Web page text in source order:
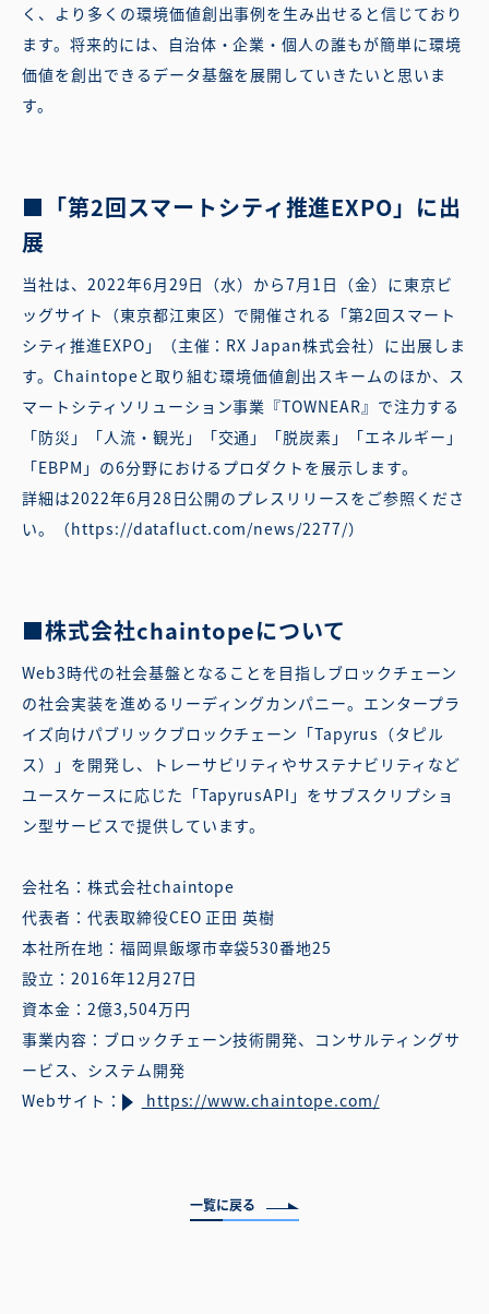
く、より多くの環境価値創出事例を生み出せると信じており
ます。将来的には、自治体・企業・個人の誰もが簡単に環境
価値を創出できるデータ基盤を展開していきたいと思いま
す。
■「第2回スマートシティ推進EXPO」に出
展
当社は、2022年6月29日（水）から7月1日（金）に東京ビ
ッグサイト（東京都江東区）で開催される「第2回スマート
シティ推進EXPO」（主催：RX Japan株式会社）に出展しま
す。Chaintopeと取り組む環境価値創出スキームのほか、ス
マートシティソリューション事業『TOWNEAR』で注力する
「防災」「人流・観光」「交通」「脱炭素」「エネルギー」
「EBPM」の6分野におけるプロダクトを展示します。
詳細は2022年6月28日公開のプレスリリースをご参照くださ
い。（https://datafluct.com/news/2277/）
■株式会社chaintopeについて
Web3時代の社会基盤となることを目指しブロックチェーン
の社会実装を進めるリーディングカンパニー。エンタープラ
イズ向けパブリックブロックチェーン「Tapyrus（タピル
ス）」を開発し、トレーサビリティやサステナビリティなど
ユースケースに応じた「TapyrusAPI」をサブスクリプショ
ン型サービスで提供しています。
会社名：株式会社chaintope
代表者：代表取締役CEO 正田 英樹
本社所在地：福岡県飯塚市幸袋530番地25
設立：2016年12月27日
資本金：2億3,504万円
事業内容：ブロックチェーン技術開発、コンサルティングサ
ービス、システム開発
Webサイト：
https://www.chaintope.com/
一覧に戻る